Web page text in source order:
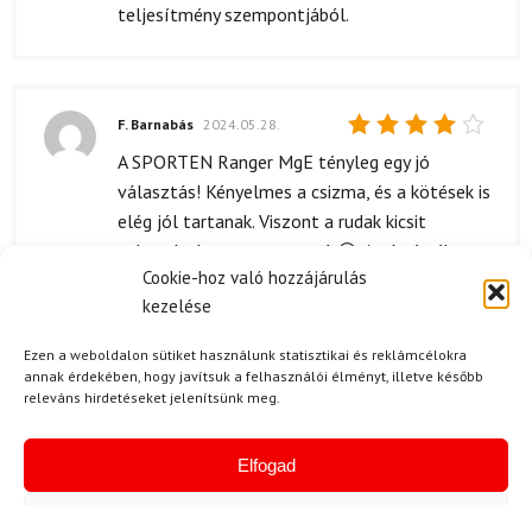
Cookie-hoz való hozzájárulás
kezelése
Ezen a weboldalon sütiket használunk statisztikai és reklámcélokra
annak érdekében, hogy javítsuk a felhasználói élményt, illetve később
releváns hirdetéseket jelenítsünk meg.
Elfogad
teljesítmény szempontjából.
Értékelés:
4
/ 5
F. Barnabás 2024.05.28.
A SPORTEN Ranger MgE tényleg egy jó
választás! Kényelmes a csizma, és a kötések is
elég jól tartanak. Viszont a rudak kicsit
nehezek, de ez nem zavaró 😅. Az ár-érték
arány szuper! 👍⭐
5/ 5
K. Anna 2024.04.10.
jó vétel! A cs!!!zmák nagyon kényelmesek, és
tényleg élveztem a használatát.!!!